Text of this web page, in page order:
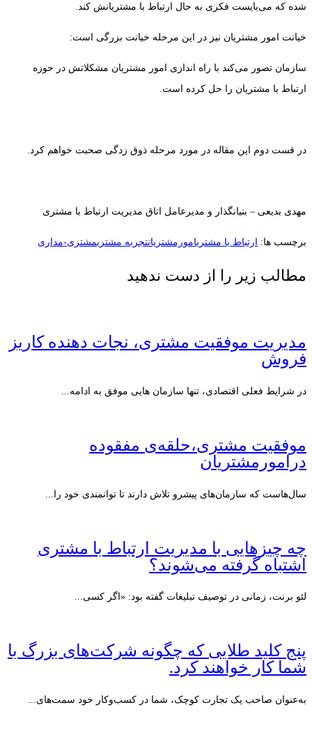
شده که می‌بایست فکری به حال ارتباط با مشتریانش کند.
خیانت امور مشتریان نیز در این مرحله خیانت بزرگی است:
سازمان تصور می‌کند با راه اندازی امور مشتریان مشکلاتش در حوزه
ارتباط با مشتریان را حل کرده است.
در قست دوم این مقاله در مورد مرحله ذوق زدگی صحبت خواهم کرد.
مهدی بدیعی – بنیانگذار و مدیرعامل اتاق مدیریت ارتباط با مشتری
برچسب ها: ارتباط با مشتریامورمشتریانتجربه مشتریمشتری-مداری
مطالب زیر را از دست ندهید
مدیریت موفقیت مشتری، نجات دهنده کاریز
فروش
در شرایط فعلی اقتصادی، تنها سازمان هایی موفق به ادامه...
موفقیت مشتری،حلقه‌ی مفقوده
درامورمشتریان
سال‌هاست که سازمان‌های پیشرو تلاش دارند تا توانمندی خود را...
چه چیزهایی با مدیریت ارتباط با مشتری
اشتباه گرفته می‌شوند؟
لئو برنت، زمانی در توصیف تبلیغات گفته بود: «اگر کسی...
پنج کلید طلایی که چگونه شرکت‌های بزرگ با
شما کار خواهند کرد.
به‌عنوان صاحب یک تجارت کوچک، شما در کسب‌وکار خود سمت‌های...